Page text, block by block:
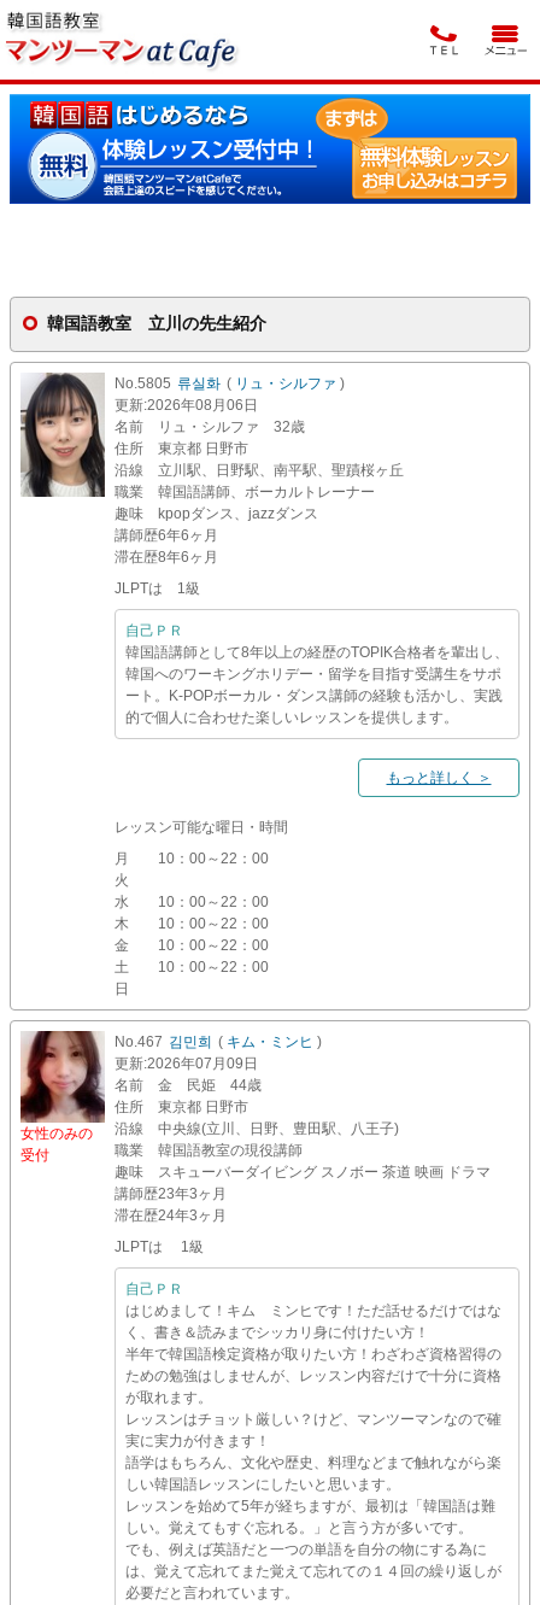
韓国語教室 立川の先生紹介
No.5805 류실화 ( リュ・シルファ )
更新:2026年08月06日
名前
リュ・シルファ 32歳
住所
東京都 日野市
沿線
立川駅、日野駅、南平駅、聖蹟桜ヶ丘
職業
韓国語講師、ボーカルトレーナー
趣味
kpopダンス、jazzダンス
講師歴6年6ヶ月
滞在歴8年6ヶ月
JLPTは 1級
自己ＰＲ
韓国語講師として8年以上の経歴のTOPIK合格者を輩出し、
韓国へのワーキングホリデー・留学を目指す受講生をサポ
ート。K-POPボーカル・ダンス講師の経験も活かし、実践
的で個人に合わせた楽しいレッスンを提供します。
もっと詳しく ＞
レッスン可能な曜日・時間
月
10：00～22：00
火
水
10：00～22：00
木
10：00～22：00
金
10：00～22：00
土
10：00～22：00
日
女性のみの
受付
No.467 김민희 ( キム・ミンヒ )
更新:2026年07月09日
名前
金 民姫 44歳
住所
東京都 日野市
沿線
中央線(立川、日野、豊田駅、八王子)
職業
韓国語教室の現役講師
趣味
スキューバーダイビング スノボー 茶道 映画 ドラマ
講師歴23年3ヶ月
滞在歴24年3ヶ月
JLPTは 1級
自己ＰＲ
はじめまして！キム ミンヒです！ただ話せるだけではな
く、書き＆読みまでシッカリ身に付けたい方！
半年で韓国語検定資格が取りたい方！わざわざ資格習得の
ための勉強はしませんが、レッスン内容だけで十分に資格
が取れます。
レッスンはチョット厳しい？けど、マンツーマンなので確
実に実力が付きます！
語学はもちろん、文化や歴史、料理などまで触れながら楽
しい韓国語レッスンにしたいと思います。
レッスンを始めて5年が経ちますが、最初は「韓国語は難
しい。覚えてもすぐ忘れる。」と言う方が多いです。
でも、例えば英語だと一つの単語を自分の物にする為に
は、覚えて忘れてまた覚えて忘れての１４回の繰り返しが
必要だと言われています。